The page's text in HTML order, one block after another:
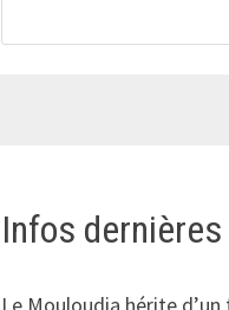
Infos dernières